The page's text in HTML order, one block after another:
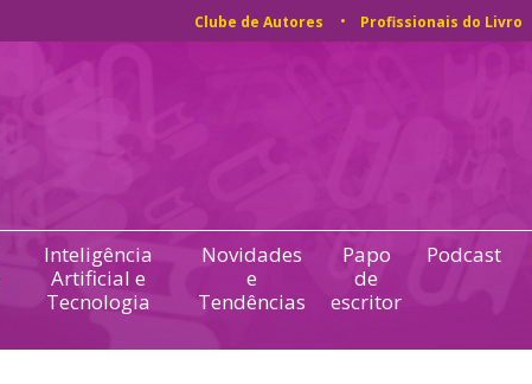
Clube de Autores Profissionais do Livro
Inteligência
Artificial e
Tecnologia
Novidades
e
Tendências
Papo
de
escritor
Podcast